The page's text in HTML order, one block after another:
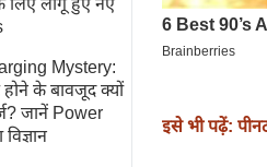
लिए लागू हुए नए
Mystery:
होने के बावजूद क्यों
जानें Power
इसे भी पढ़ें: